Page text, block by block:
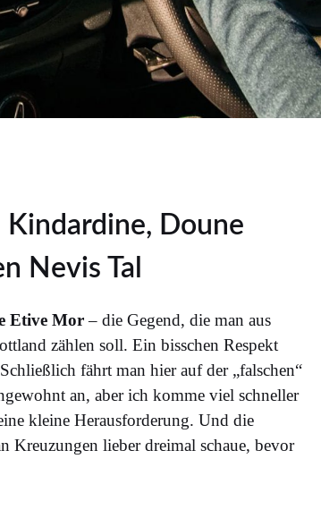
Doune
Nevis Tal
Etive Mor– die Gegend, die man aus
zählen soll. Ein bisschen Respekt
fährt man hier auf der „falschen“
an, aber ich komme viel schneller
kleine Herausforderung. Und die
Kreuzungen lieber dreimal schaue, bevor